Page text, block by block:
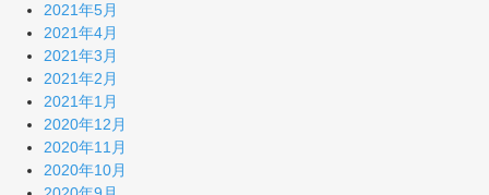
2021年5月
2021年4月
2021年3月
2021年2月
2021年1月
2020年12月
2020年11月
2020年10月